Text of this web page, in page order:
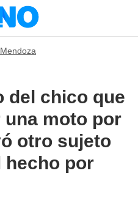
del chico que
moto por
otro sujeto
hecho por